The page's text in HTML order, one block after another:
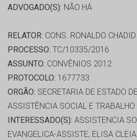
ADVOGADO(S): NÃO HÁ
RELATOR: CONS. RONALDO CHADID
PROCESSO: TC/10335/2016
ASSUNTO: CONVÊNIOS 2012
PROTOCOLO: 1677733
ORGÃO: SECRETARIA DE ESTADO
ASSISTÊNCIA SOCIAL E TRABALHO
INTERESSADO(S): ASSISTENCIA
EVANGELICA-ASSISTE, ELISA